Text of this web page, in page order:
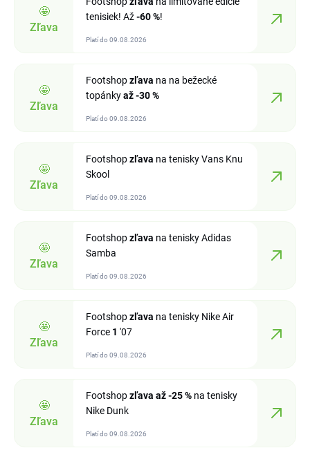
🤩
Zľava
tenisiek! Až-60 %!
Platí do 09.08.2026
🤩
Zľava
Footshopzľava na na bežecké
topánkyaž -30 %
Platí do 09.08.2026
🤩
Zľava
Footshopzľava na tenisky Vans Knu
Skool
Platí do 09.08.2026
🤩
Zľava
Footshopzľava na tenisky Adidas
Samba
Platí do 09.08.2026
🤩
Zľava
Footshopzľava na tenisky Nike Air
Force 1 '07
Platí do 09.08.2026
🤩
Zľava
Footshopzľava až -25 % na tenisky
Nike Dunk
Platí do 09.08.2026